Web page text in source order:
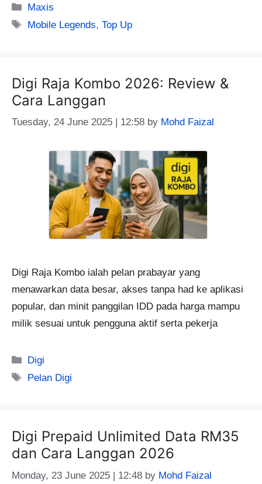
Categories
Maxis
Tags
Mobile Legends,Top Up
Digi Raja Kombo 2026: Review &
Cara Langgan
Tuesday, 24 June 2025 | 12:58 by Mohd Faizal
Digi Raja Kombo ialah pelan prabayar yang
menawarkan data besar, akses tanpa had ke aplikasi
popular, dan minit panggilan IDD pada harga mampu
milik sesuai untuk pengguna aktif serta pekerja
Categories
Digi
Tags
Pelan Digi
Digi Prepaid Unlimited Data RM35
dan Cara Langgan 2026
Monday, 23 June 2025 | 12:48 by Mohd Faizal